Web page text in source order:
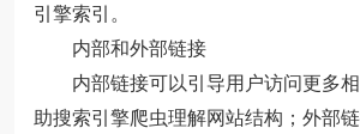
引擎索引。
内部和外部链接
内部链接可以引导用户访问更多相
助搜索引擎爬虫理解网站结构；外部